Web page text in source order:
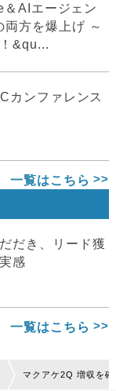
AIエージェン
両方を爆上げ ～
&qu...
カンファレンス
一覧はこちら
だき、リード獲
感
一覧はこちら
マクアケ2Q 増収を